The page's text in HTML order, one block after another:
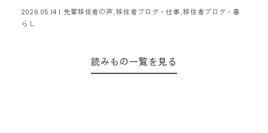
2026.05.14 |
先輩移住者の声,移住者ブログ・仕事,移住者ブログ・暮
らし
読みもの一覧を見る